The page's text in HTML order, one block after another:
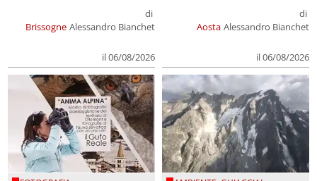
Brissogne
di
Alessandro Bianchet
il 06/08/2026
Aosta
di
Alessandro Bianchet
il 06/08/2026